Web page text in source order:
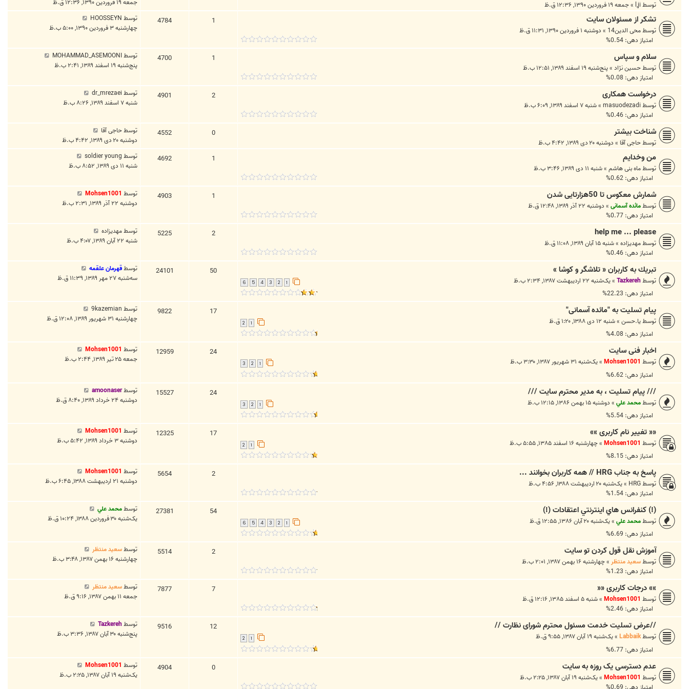
توسط l,ji
»جمعه ۱۹ فروردین ۱۳۹۰, ۱۲:۳۶ ق.ظ جمعه ۱۹ فروردین ۱۳۹۰, ۱۲:۳۶ ق.ظ
تشکر از مسئولان سایت
توسطمحی الدین14 » دوشنبه ۱ فروردین ۱۳۹۰, ۱۱:۳۱ ق.ظ
امتیاز دهی: 0.54%
1
4784 توسط HOOSSEYN
چهارشنبه ۳ فروردین ۱۳۹۰, ۵:۰۰ ب.ظ
سلام و سپاس
توسطحسین نژاد »پنج‌شنبه ۱۹ اسفند ۱۳۸۹, ۱۲:۵۱ ب.ظ
امتیاز دهی: 0.08%
1
4700 توسطMOHAMMAD_ASEMOONI
پنج‌شنبه ۱۹ اسفند ۱۳۸۹, ۲:۴۱ ب.ظ
درخواست همکاری
توسط masuodezadi
»شنبه ۷ اسفند ۱۳۸۹, ۶:۰۹ ب.ظ
امتیاز دهی: 0.46%
2
4901 توسط dr_mrezaei
شنبه ۷ اسفند ۱۳۸۹, ۸:۲۶ ب.ظ
شناخت بیشتر
توسطحاجی آقا » دوشنبه ۲۰ دی ۱۳۸۹, ۴:۴۲ ب.ظ
0
4552 توسطحاجی آقا
دوشنبه ۲۰ دی ۱۳۸۹, ۴:۴۲ ب.ظ
من وخدایم
توسطماه بنی هاشم »شنبه ۱۱ دی ۱۳۸۹, ۳:۴۶ ب.ظ
امتیاز دهی: 0.62%
1
4692 توسط soldier young
شنبه ۱۱ دی ۱۳۸۹, ۸:۵۲ ب.ظ
شمارش معکوس تا 50هزارتایی شدن
توسطمائده آسمانی » دوشنبه ۲۲ آذر ۱۳۸۹, ۱۲:۴۸ ق.ظ
امتیاز دهی: 0.77%
1
4903 توسط Mohsen1001
دوشنبه ۲۲ آذر ۱۳۸۹, ۲:۳۱ ب.ظ
help me ... please
توسطمهديزاده »شنبه ۱۵ آبان ۱۳۸۹, ۱۱:۰۸ ق.ظ
امتیاز دهی: 0.46%
2
5225 توسطمهديزاده
شنبه ۲۲ آبان ۱۳۸۹, ۴:۰۷ ب.ظ
تبريك به کاربران « تلاشگر و کوشا »
توسطTazkereh
»یک‌شنبه ۲۲ اردیبهشت ۱۳۸۷, ۲:۳۴ ب.ظ 1
2
3
4
5
6
امتیاز دهی: 22.23%
50
24101 توسطقهرمان علقمه
سه‌شنبه ۲۷ مهر ۱۳۸۹, ۱۱:۳۹ ق.ظ
پیام تسلیت به "مائده آسمانی"
توسطيا.حسن »شنبه ۱۲ دی ۱۳۸۸, ۱:۲۰ ق.ظ 1
2
امتیاز دهی: 4.08%
17
9822 توسط 9kazemian
چهارشنبه ۳۱ شهریور ۱۳۸۹, ۱۲:۰۸ ق.ظ
اخبار فنی سایت
توسط Mohsen1001
»یک‌شنبه ۳۱ شهریور ۱۳۸۷, ۳:۳۰ ب.ظ 1
2
3
امتیاز دهی: 6.62%
24
12959 توسط Mohsen1001
جمعه ۲۵ تیر ۱۳۸۹, ۲:۴۴ ب.ظ
/// پيام تسليت ، به مدير محترم سايت ///
توسطمحمد علي » دوشنبه ۱۵ بهمن ۱۳۸۶, ۱۲:۱۵ ب.ظ 1
2
3
امتیاز دهی: 5.54%
24
15527 توسطamoonaser
دوشنبه ۲۴ خرداد ۱۳۸۹, ۸:۴۰ ق.ظ
«« تغییر نام کاربری »»
توسط Mohsen1001
»چهارشنبه ۱۶ اسفند ۱۳۸۵, ۵:۵۵ ب.ظ 1
2
امتیاز دهی: 8.15%
17
12325 توسط Mohsen1001
دوشنبه ۳ خرداد ۱۳۸۹, ۵:۴۲ ب.ظ
پاسخ به جناب HRG // همه کاربران بخوانند ...
توسطHRG
»یک‌شنبه ۲۰ اردیبهشت ۱۳۸۸, ۴:۵۶ ب.ظ
امتیاز دهی: 1.54%
2
5654 توسط Mohsen1001
دوشنبه ۲۱ اردیبهشت ۱۳۸۸, ۶:۴۵ ب.ظ
(!) کنفرانس هاي اينترنتي اعتقادات (!)
توسطمحمد علي »یک‌شنبه ۲۰ آبان ۱۳۸۶, ۱۲:۵۵ ق.ظ 1
2
3
4
5
6
امتیاز دهی: 6.69%
54
27381 توسطمحمد علي
یک‌شنبه ۳۰ فروردین ۱۳۸۸, ۱۰:۲۴ ق.ظ
آموزش نقل قول کردن تو سایت
توسطسعید منتظر »چهارشنبه ۱۶ بهمن ۱۳۸۷, ۲:۰۱ ب.ظ
امتیاز دهی: 1.23%
2
5514 توسطسعید منتظر
چهارشنبه ۱۶ بهمن ۱۳۸۷, ۳:۴۸ ب.ظ
»» درجات کاربری ««
توسط Mohsen1001
»شنبه ۵ اسفند ۱۳۸۵, ۱۲:۱۶ ق.ظ
امتیاز دهی: 2.46%
7
7877 توسطسعید منتظر
جمعه ۱۱ بهمن ۱۳۸۷, ۹:۱۶ ق.ظ
//عرض تسلیت خدمت مسئول محترم شورای نظارت //
توسطLabbaik
»یک‌شنبه ۱۹ آبان ۱۳۸۷, ۹:۵۵ ق.ظ 1
2
امتیاز دهی: 6.77%
12
9516 توسطTazkereh
پنج‌شنبه ۳۰ آبان ۱۳۸۷, ۳:۳۶ ب.ظ
عدم دسترسی یک روزه به سایت
توسط Mohsen1001
»یک‌شنبه ۱۹ آبان ۱۳۸۷, ۲:۲۵ ب.ظ
امتیاز دهی: 0.69%
0
4904 توسط Mohsen1001
یک‌شنبه ۱۹ آبان ۱۳۸۷, ۲:۲۵ ب.ظ